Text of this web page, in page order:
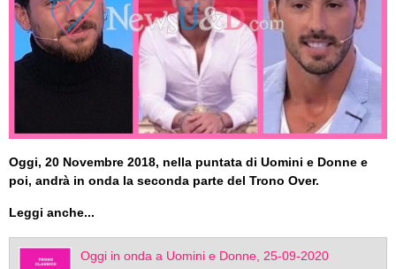
Oggi, 20 Novembre 2018, nella puntata di Uomini e Donne e
poi, andrà in onda la seconda parte del Trono Over.
Leggi anche...
Oggi in onda a Uomini e Donne, 25-09-2020